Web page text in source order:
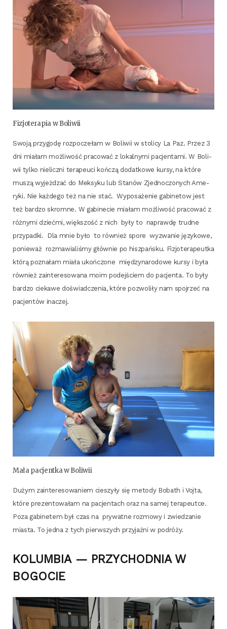
Fizjo­te­ra­pia w Boliwii
Swo­ją przy­go­dę roz­po­cze­łam w Boli­wii w sto­li­cy La Paz. Przez 3
dni mia­łam moż­li­wość pra­co­wać z lokal­ny­mi pacjen­ta­mi. W Boli­
wii tyl­ko nie­licz­ni tera­peu­ci koń­czą dodat­ko­we kur­sy, na któ­re
muszą wyjeż­dzać do Mek­sy­ku lub Sta­nów Zjed­no­czo­nych Ame­
ry­ki. Nie każ­de­go też na nie stać. Wypo­sa­że­nie gabi­ne­tow jest
też bar­dzo skrom­ne. W gabi­ne­cie mia­łam moż­li­wość pra­co­wać z
róż­ny­mi dzieć­mi, więk­szość z nich były to napraw­dę trud­ne
przy­pad­ki. Dla mnie było to rów­nież spo­re wyzwa­nie języ­ko­we,
ponie­waż roz­ma­wia­li­śmy głów­nie po hisz­pań­sku. Fizjo­te­ra­peut­ka
któ­rą pozna­łam mia­ła ukoń­czo­ne mię­dzy­na­ro­do­we kur­sy i była
rów­nież zain­te­re­so­wa­na moim podej­ściem do pacjen­ta. To były
bar­dzo cie­ka­we doświad­cze­nia, któ­re pozwo­li­ły nam spoj­rzeć na
pacjen­tów inaczej.
Mała pacjent­ka w Boliwii
Dużym zain­te­re­so­wa­niem cie­szy­ły się meto­dy Bobath i Voj­ta,
któ­re pre­zen­to­wa­łam na pacjen­tach oraz na samej tera­peut­ce.
Poza gabi­ne­tem był czas na pry­wat­ne roz­mo­wy i zwie­dza­nie
mia­sta. To jed­na z tych pierw­szych przy­jaź­ni w podróży.
KOLUMBIA— PRZYCHODNIAW
BOGOCIE